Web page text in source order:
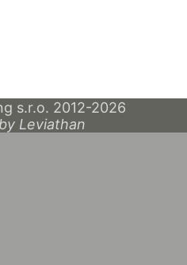
s.r.o. 2012-2026
Leviathan